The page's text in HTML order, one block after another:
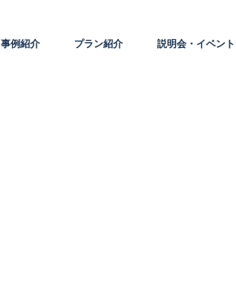
事例紹介 プラン紹介 説明会・イベント